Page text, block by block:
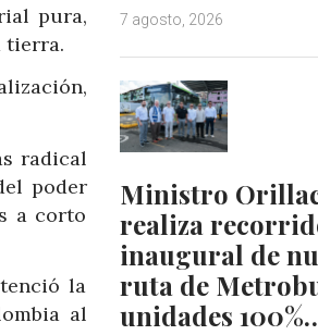
pura,
tierra.
radical
poder
a corto
la
al
7 agosto, 2026
Ministro
realiza
inaugural de
ruta de
unidades